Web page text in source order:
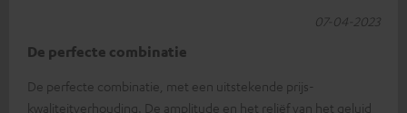
De perfecte combinatie
De perfecte combinatie, met een uitstekende prijs-
kwaliteitverhouding. De amplitude en het reliëf van het geluid
07-04-2023